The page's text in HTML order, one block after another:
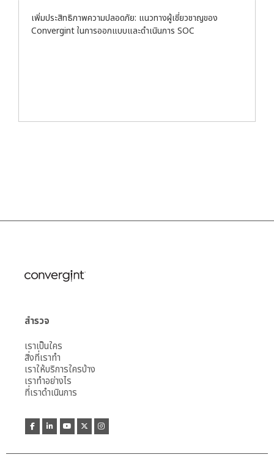
เพิ่มประสิทธิภาพความปลอดภัย: แนวทางผู้เชี่ยวชาญของ
Convergint ในการออกแบบและดำเนินการ SOC
สำรวจ
เราเป็นใคร
สิ่งที่เราทำ
เราให้บริการใครบ้าง
เราทำอย่างไร
ที่เราดำเนินการ